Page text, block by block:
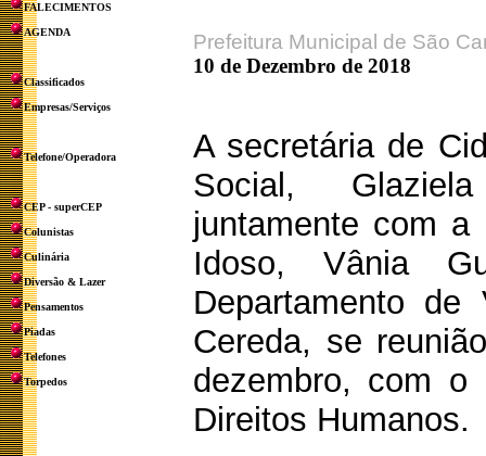
FALECIMENTOS
AGENDA
Classificados
Empresas/Serviços
Telefone/Operadora
CEP - superCEP
Colunistas
Culinária
Diversão & Lazer
Pensamentos
Piadas
Telefones
Torpedos
Prefeitura Municipal de São
10 de Dezembro de 2018
A secretária de
Social,
juntamente com a
Idoso, Vânia
Departamento de
Cereda, se
dezembro, com o
Direitos Humanos.